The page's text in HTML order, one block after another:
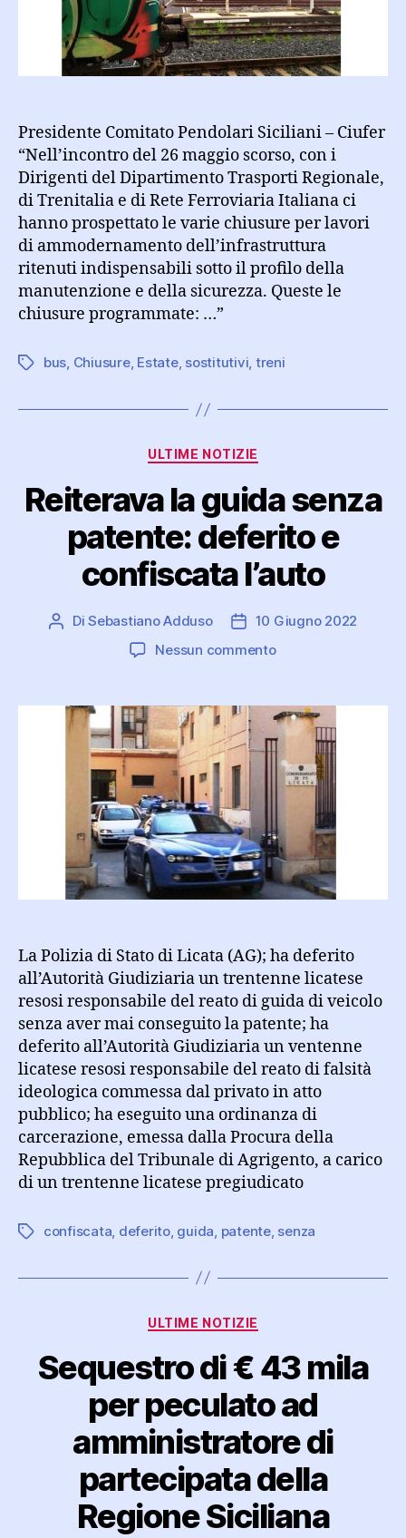
in
quasi
tutte
le
Presidente Comitato Pendolari Siciliani – Ciufer
“Nell’incontro del 26 maggio scorso, con i
Dirigenti del Dipartimento Trasporti Regionale,
di Trenitalia e di Rete Ferroviaria Italiana ci
hanno prospettato le varie chiusure per lavori
di ammodernamento dell’infrastruttura
ritenuti indispensabili sotto il profilo della
manutenzione e della sicurezza. Queste le
chiusure programmate: …”
Tag bus, Chiusure, Estate, sostitutivi, treni
Categorie
ULTIME NOTIZIE
Reiterava la guida senza
patente: deferito e
confiscata l’auto
Autore
DiSebastiano Adduso
Data10 Giugno 2022
Nessun commentosu
guida
senza
patente:
deferito
confiscata
l’auto
La Polizia di Stato di Licata (AG); ha deferito
all’Autorità Giudiziaria un trentenne licatese
resosi responsabile del reato di guida di veicolo
senza aver mai conseguito la patente; ha
deferito all’Autorità Giudiziaria un ventenne
licatese resosi responsabile del reato di falsità
ideologica commessa dal privato in atto
pubblico; ha eseguito una ordinanza di
carcerazione, emessa dalla Procura della
Repubblica del Tribunale di Agrigento, a carico
di un trentenne licatese pregiudicato
Tag confiscata deferito, guida patente, senza
Categorie
ULTIME NOTIZIE
Sequestro di € 43 mila
per peculato ad
amministratore di
partecipata della
Regione Siciliana